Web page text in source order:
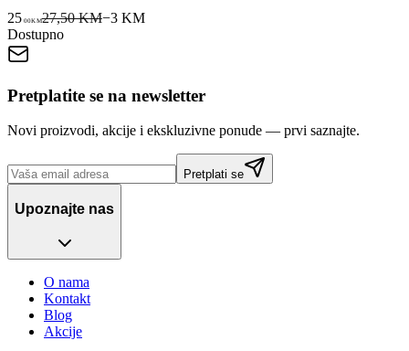
25 00KM27,50 KM−3KM
Dostupno
Pretplatite se na newsletter
Novi proizvodi, akcije i ekskluzivne ponude — prvi saznajte.
Pretplati se
Upoznajte nas
O nama
Kontakt
Blog
Akcije